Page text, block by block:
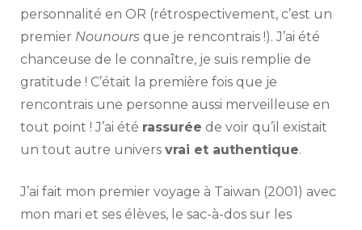
personnalité en OR (rétrospectivement, c’est un
premier Nounours que je rencontrais !). J’ai été
chanceuse de le connaître, je suis remplie de
gratitude ! C’était la première fois que je
rencontrais une personne aussi merveilleuse en
tout point ! J’ai été rassurée de voir qu’il existait
un tout autre univers vrai et authentique.
J’ai fait mon premier voyage à Taiwan (2001) avec
mon mari et ses élèves, le sac-à-dos sur les